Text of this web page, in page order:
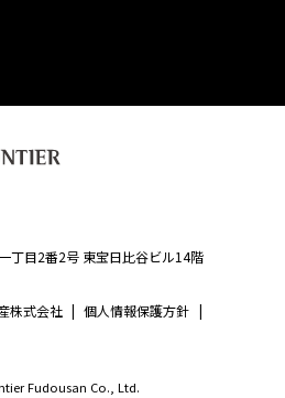
株式会社 | 個人情報保護方針 |
丁目2番2号 東宝日比谷ビル14階
Fudousan Co., Ltd.